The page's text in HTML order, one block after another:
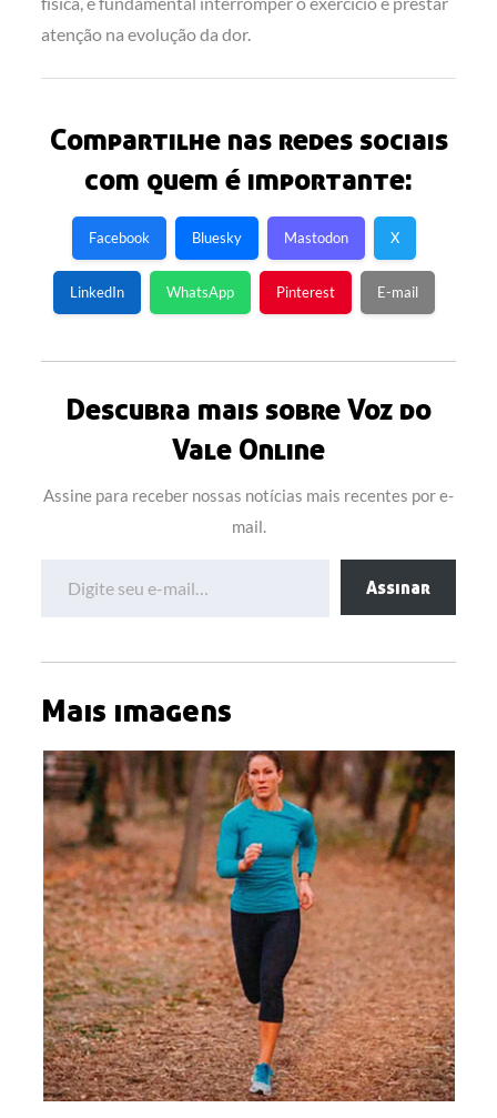
atenção na evolução da dor.
Compartilhe nas redes sociais
com quem é importante:
Facebook Bluesky Mastodon X
LinkedIn WhatsApp Pinterest E-mail
Descubra mais sobre Voz do
Vale Online
Assine para receber nossas notícias mais recentes por e-
mail.
Assinar
Mais imagens